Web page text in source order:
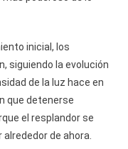
inicial, los
siguiendo la evolución
de la luz hace en
que detenerse
el resplandor se
de ahora.